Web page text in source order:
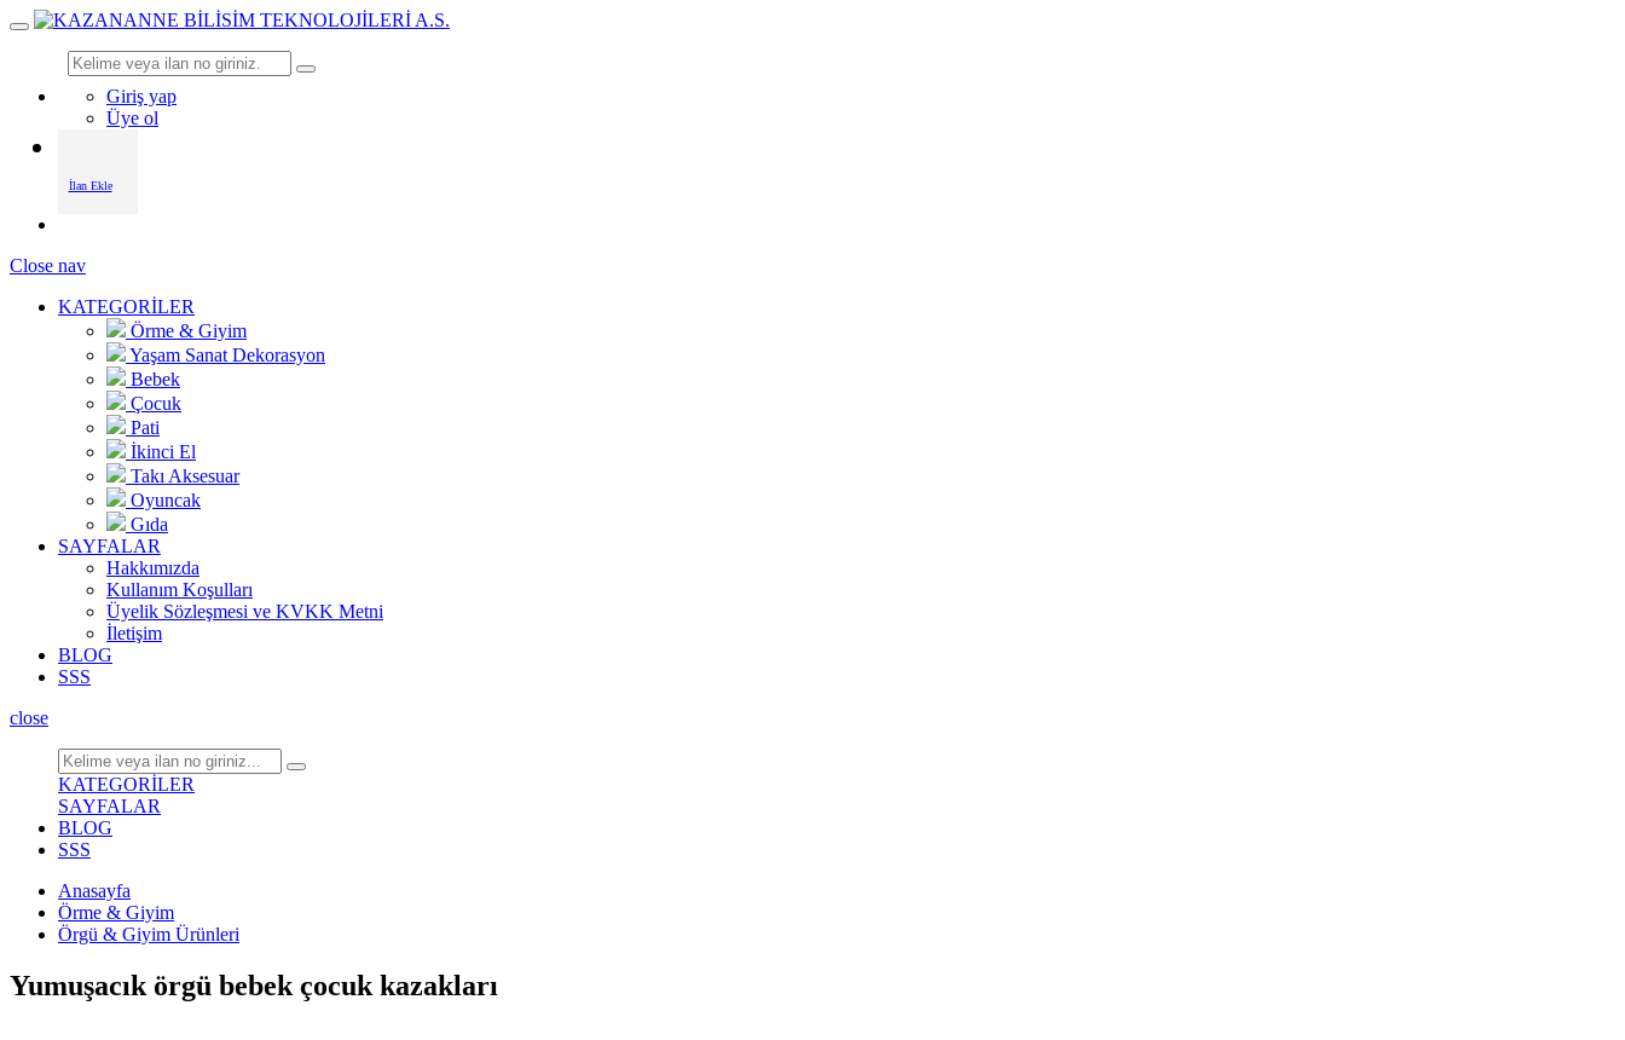
Giriş yap
Üye ol
İlan Ekle
Close nav
KATEGORİLER
Örme & Giyim
Yaşam Sanat Dekorasyon
Bebek
Çocuk
Pati
İkinci El
Takı Aksesuar
Oyuncak
Gıda
SAYFALAR
Hakkımızda
Kullanım Koşulları
Üyelik Sözleşmesi ve KVKK Metni
İletişim
BLOG
SSS
close
KATEGORİLER
SAYFALAR
BLOG
SSS
Anasayfa
Örme & Giyim
Örgü & Giyim Ürünleri
Yumuşacık örgü bebek çocuk kazakları